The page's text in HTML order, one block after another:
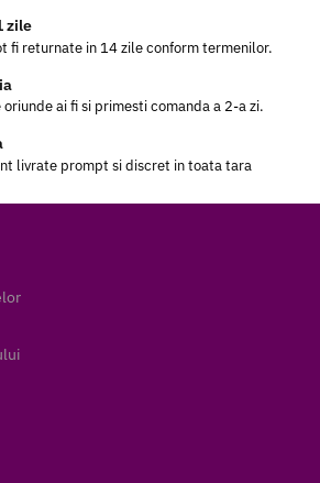
zile
fi returnate in 14 zile conform termenilor.
ai fi si primesti comanda a 2-a zi.
livrate prompt si discret in toata tara